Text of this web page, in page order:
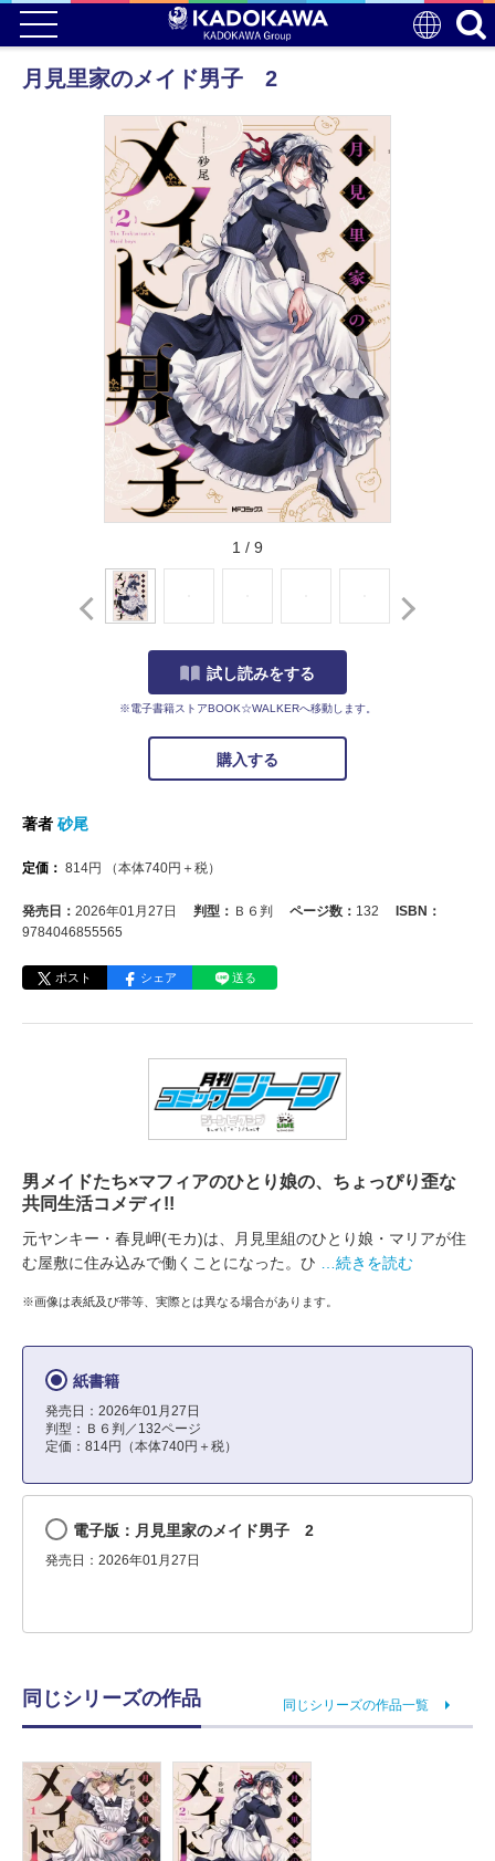
月見里家のメイド男子 2
1 / 9
試し読みをする
※電子書籍ストアBOOK☆WALKERへ移動します。
購入する
著者 砂尾
定価： 814円 （本体740円＋税）
発売日： 2026年01月27日 判型： Ｂ６判 ページ数： 132
ISBN：
9784046855565
ポスト シェア 送る
男メイドたち×マフィアのひとり娘の、ちょっぴり歪な
共同生活コメディ!!
元ヤンキー・春見岬(モカ)は、月見里組のひとり娘・マリアが住
む屋敷に住み込みで働くことになった。ひ
…続きを読む
※画像は表紙及び帯等、実際とは異なる場合があります。
紙書籍
発売日：2026年01月27日
判型：Ｂ６判／132ページ
定価：814円（本体740円＋税）
電子版：月見里家のメイド男子 2
発売日：2026年01月27日
同じシリーズの作品 同じシリーズの作品一覧